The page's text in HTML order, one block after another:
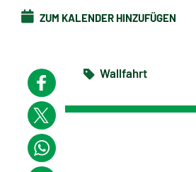
ZUM KALENDER HINZUFÜGEN
Wallfahrt